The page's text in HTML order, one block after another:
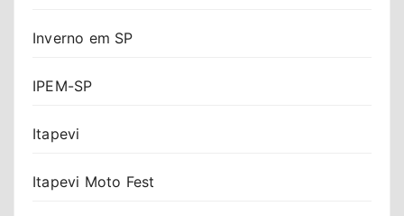
Inverno em SP
IPEM-SP
Itapevi
Itapevi Moto Fest